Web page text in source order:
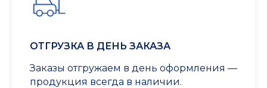
ОТГРУЗКА В ДЕНЬ ЗАКАЗА
Заказы отгружаем в день оформления —
продукция всегда в наличии.